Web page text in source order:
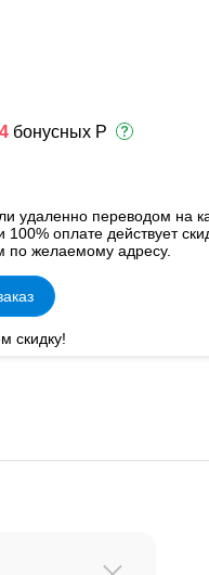
бонусных Р
удаленно переводом на
оплате действует
по желаемому адресу.
скидку!